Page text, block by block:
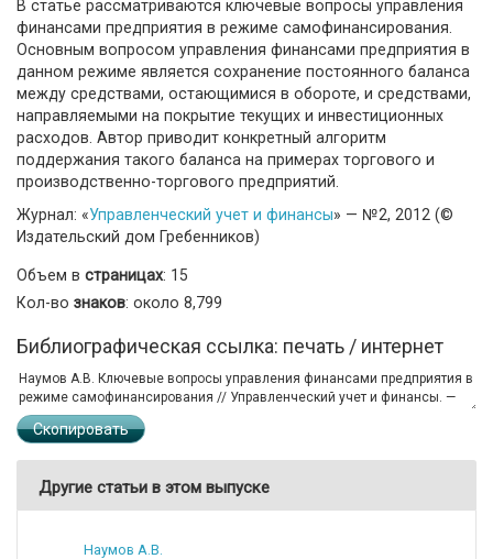
В статье рассматриваются ключевые вопросы управления
финансами предприятия в режиме самофинансирования.
Основным вопросом управления финансами предприятия в
данном режиме является сохранение постоянного баланса
между средствами, остающимися в обороте, и средствами,
направляемыми на покрытие текущих и инвестиционных
расходов. Автор приводит конкретный алгоритм
поддержания такого баланса на примерах торгового и
производственно-торгового предприятий.
Журнал: «Управленческий учет и финансы» — №2, 2012 (©
Издательский дом Гребенников)
Объем в страницах: 15
Кол-во знаков: около 8,799
Библиографическая ссылка: печать / интернет
Скопировать
Другие статьи в этом выпуске
Наумов А.В.